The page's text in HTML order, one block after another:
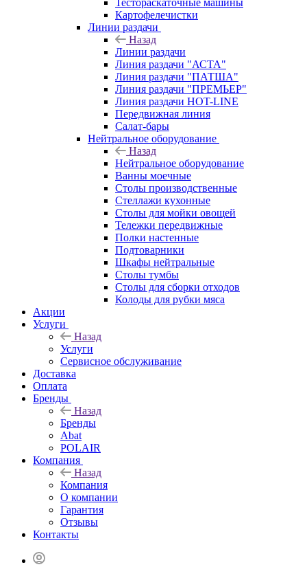
Тестораскаточные машины
Картофелечистки
Линии раздачи
Назад
Линии раздачи
Линия раздачи "АСТА"
Линия раздачи "ПАТША"
Линия раздачи "ПРЕМЬЕР"
Линия раздачи HOT-LINE
Передвижная линия
Салат-бары
Нейтральное оборудование
Назад
Нейтральное оборудование
Ванны моечные
Столы производственные
Стеллажи кухонные
Столы для мойки овощей
Тележки передвижные
Полки настенные
Подтоварники
Шкафы нейтральные
Столы тумбы
Столы для сборки отходов
Колоды для рубки мяса
Акции
Услуги
Назад
Услуги
Сервисное обслуживание
Доставка
Оплата
Бренды
Назад
Бренды
Abat
POLAIR
Компания
Назад
Компания
О компании
Гарантия
Отзывы
Контакты